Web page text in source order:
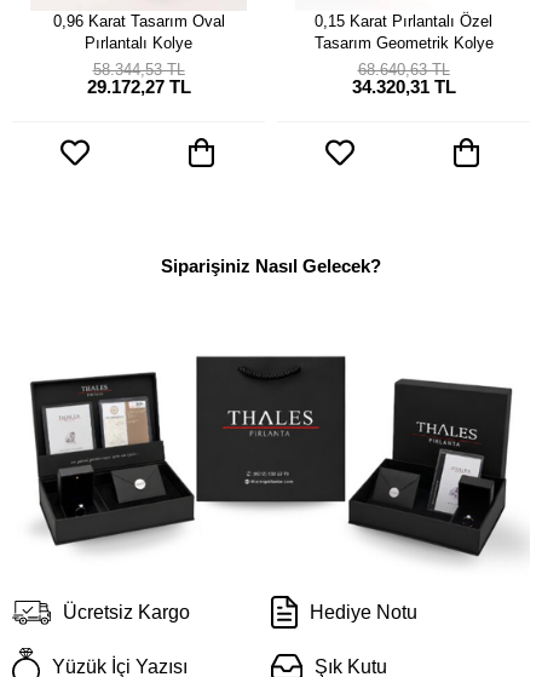
0,96 Karat Tasarım Oval
Pırlantalı Kolye
29.172,27 TL
58.344,53 TL
0,15 Karat Pırlantalı Özel
Tasarım Geometrik Kolye
34.320,31 TL
68.640,63 TL
Siparişiniz Nasıl Gelecek?
Ücretsiz Kargo Hediye Notu
Yüzük İçi Yazısı Şık Kutu